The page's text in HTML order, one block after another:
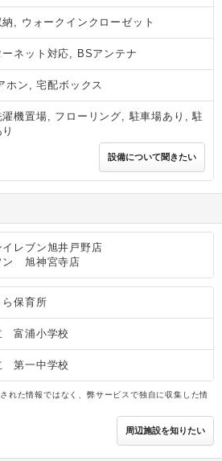
納, ウォークインクローゼット
ーネット対応, BSアンテナ
ホン, 宅配ボックス
濯機置場, フローリング, 駐車場あり, 駐
設備について聞きたい
イレブン旭井戸野店
ン 旭神宮寺店
ら保育所
富浦小学校
第一中学校
れた情報ではなく、弊サービスで独自に収集した情
周辺施設を知りたい